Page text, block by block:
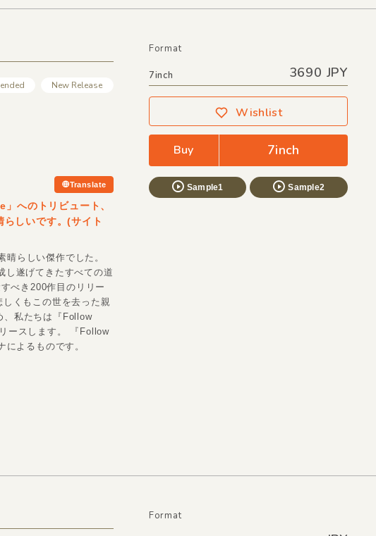
New Release
Translate
Format
7inch 3690 JPY
Wishlist
Buy 7inch
Sample1 Sample2
へのトリビュート、
しいです。(サイト
らしい傑作でした。
し遂げてきたすべての道
べき200作目のリリー
くもこの世を去った親
、私たちは『Follow
ースします。 『Follow
よるものです。
Format